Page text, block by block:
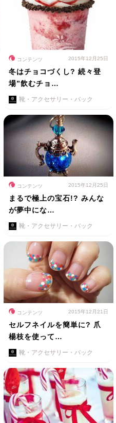
コンテンツ 2015年12月25日
冬はチョコづくし? 続々登
場”飲むチョ…
靴・アクセサリー・バック
コンテンツ 2015年12月25日
まるで極上の宝石!? みんな
が夢中にな…
靴・アクセサリー・バック
コンテンツ 2015年12月21日
セルフネイルを簡単に? 爪
楊枝を使って…
靴・アクセサリー・バック